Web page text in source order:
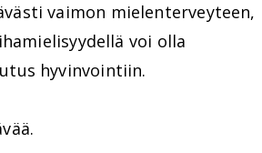
vaimon mielenterveyteen,
voi olla
hyvinvointiin.